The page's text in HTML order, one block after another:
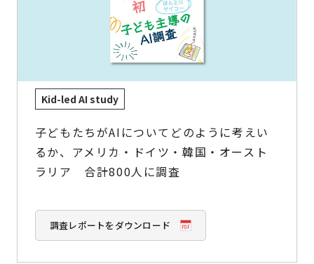
Kid-led AI study
子どもたちがAIについてどのように考えい
るか、アメリカ・ドイツ・韓国・オースト
ラリア 合計800人に調査
調査レポートをダウンロード